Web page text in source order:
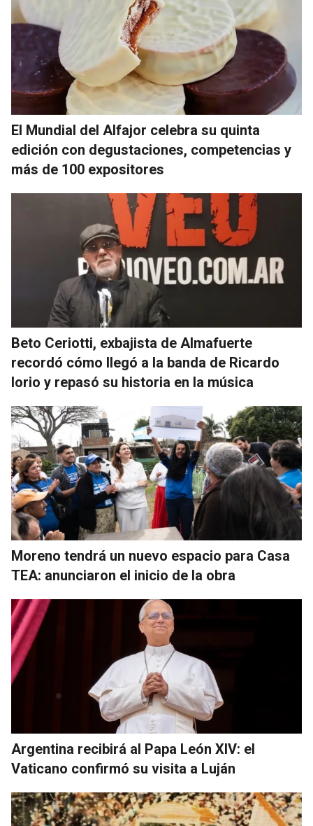
El Mundial del Alfajor celebra su quinta
edición con degustaciones, competencias y
más de 100 expositores
Beto Ceriotti, exbajista de Almafuerte
recordó cómo llegó a la banda de Ricardo
Iorio y repasó su historia en la música
Moreno tendrá un nuevo espacio para Casa
TEA: anunciaron el inicio de la obra
Argentina recibirá al Papa León XIV: el
Vaticano confirmó su visita a Luján